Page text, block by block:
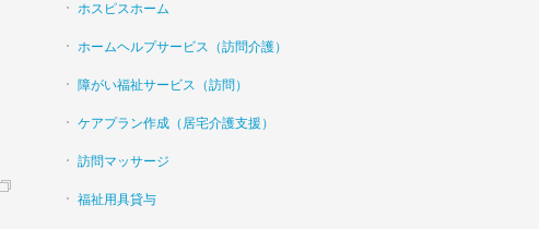
ホスピスホーム
ホームヘルプサービス（訪問介護）
障がい福祉サービス（訪問）
ケアプラン作成（居宅介護支援）
訪問マッサージ
福祉用具貸与